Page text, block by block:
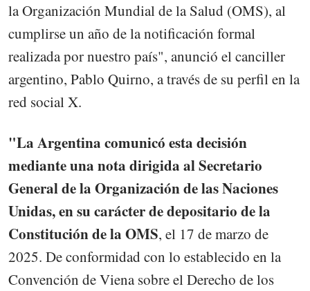
la Organización Mundial de la Salud (OMS), al
cumplirse un año de la notificación formal
realizada por nuestro país", anunció el canciller
argentino, Pablo Quirno, a través de su perfil en la
red social X.
"La Argentina comunicó esta decisión
mediante una nota dirigida al Secretario
General de la Organización de las Naciones
Unidas, en su carácter de depositario de la
Constitución de la OMS, el 17 de marzo de
2025. De conformidad con lo establecido en la
Convención de Viena sobre el Derecho de los